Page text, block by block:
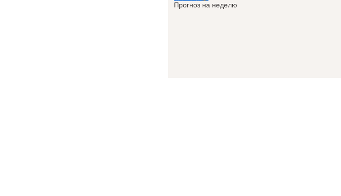
Прогноз на неделю